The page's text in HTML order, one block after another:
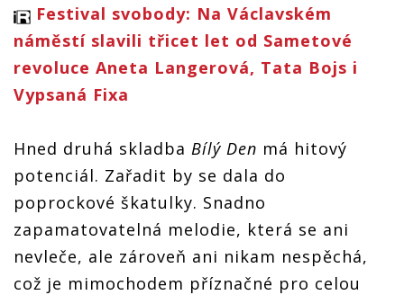
Festival svobody: Na Václavském
náměstí slavili třicet let od Sametové
revoluce Aneta Langerová, Tata Bojs i
Vypsaná Fixa
Hned druhá skladba Bílý Den má hitový
potenciál. Zařadit by se dala do
poprockové škatulky. Snadno
zapamatovatelná melodie, která se ani
nevleče, ale zároveň ani nikam nespěchá,
což je mimochodem příznačné pro celou